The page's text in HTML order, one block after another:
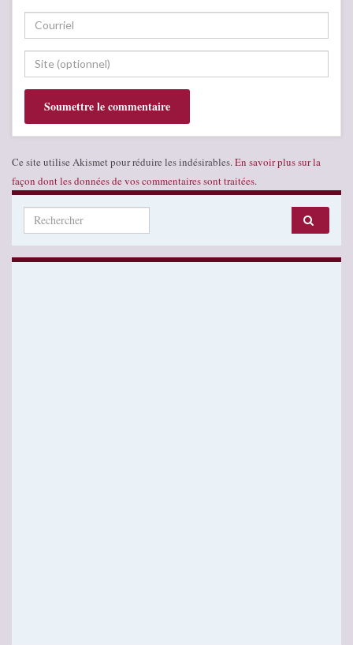
Ce site utilise Akismet pour réduire les indésirables. En savoir plus sur la
façon dont les données de vos commentaires sont traitées.
Search for: